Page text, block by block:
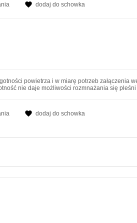
dodaj do schowka
powietrza i w miarę potrzeb załączenia
nie daje możliwości rozmnażania się
dodaj do schowka